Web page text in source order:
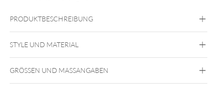
PRODUKTBESCHREIBUNG
STYLE UND MATERIAL
Polyester
GRÖSSEN UND MASSANGABEN